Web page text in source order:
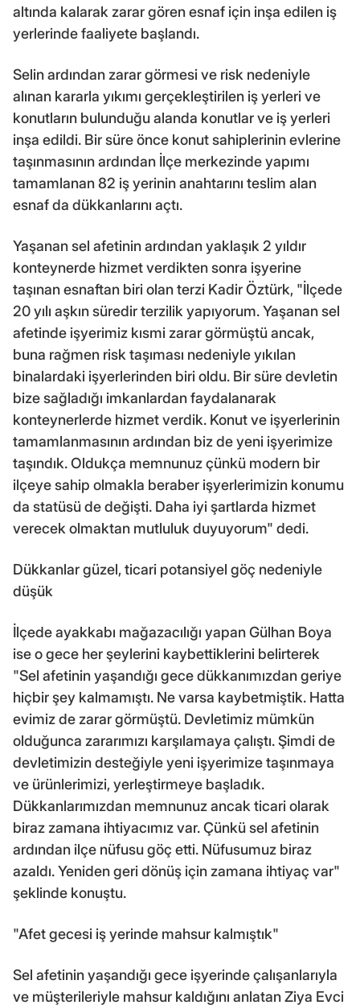
altında kalarak zarar gören esnaf için inşa edilen iş
yerlerinde faaliyete başlandı.
Selin ardından zarar görmesi ve risk nedeniyle
alınan kararla yıkımı gerçekleştirilen iş yerleri ve
konutların bulunduğu alanda konutlar ve iş yerleri
inşa edildi. Bir süre önce konut sahiplerinin evlerine
taşınmasının ardından İlçe merkezinde yapımı
tamamlanan 82 iş yerinin anahtarını teslim alan
esnaf da dükkanlarını açtı.
Yaşanan sel afetinin ardından yaklaşık 2 yıldır
konteynerde hizmet verdikten sonra işyerine
taşınan esnaftan biri olan terzi Kadir Öztürk, "İlçede
20 yılı aşkın süredir terzilik yapıyorum. Yaşanan sel
afetinde işyerimiz kısmi zarar görmüştü ancak,
buna rağmen risk taşıması nedeniyle yıkılan
binalardaki işyerlerinden biri oldu. Bir süre devletin
bize sağladığı imkanlardan faydalanarak
konteynerlerde hizmet verdik. Konut ve işyerlerinin
tamamlanmasının ardından biz de yeni işyerimize
taşındık. Oldukça memnunuz çünkü modern bir
ilçeye sahip olmakla beraber işyerlerimizin konumu
da statüsü de değişti. Daha iyi şartlarda hizmet
verecek olmaktan mutluluk duyuyorum" dedi.
Dükkanlar güzel, ticari potansiyel göç nedeniyle
düşük
İlçede ayakkabı mağazacılığı yapan Gülhan Boya
ise o gece her şeylerini kaybettiklerini belirterek
"Sel afetinin yaşandığı gece dükkanımızdan geriye
hiçbir şey kalmamıştı. Ne varsa kaybetmiştik. Hatta
evimiz de zarar görmüştü. Devletimiz mümkün
olduğunca zararımızı karşılamaya çalıştı. Şimdi de
devletimizin desteğiyle yeni işyerimize taşınmaya
ve ürünlerimizi, yerleştirmeye başladık.
Dükkanlarımızdan memnunuz ancak ticari olarak
biraz zamana ihtiyacımız var. Çünkü sel afetinin
ardından ilçe nüfusu göç etti. Nüfusumuz biraz
azaldı. Yeniden geri dönüş için zamana ihtiyaç var"
şeklinde konuştu.
"Afet gecesi iş yerinde mahsur kalmıştık"
Sel afetinin yaşandığı gece işyerinde çalışanlarıyla
ve müşterileriyle mahsur kaldığını anlatan Ziya Evci